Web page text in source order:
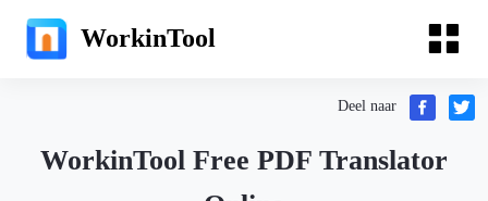
WorkinTool
Deel naar
WorkinTool Free PDF Translator